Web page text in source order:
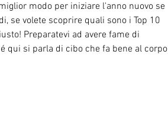
modo per iniziare l'anno nuovo se
se volete scoprire quali sono i Top 10
Preparatevi ad avere fame di
qui si parla di cibo che fa bene al corpo